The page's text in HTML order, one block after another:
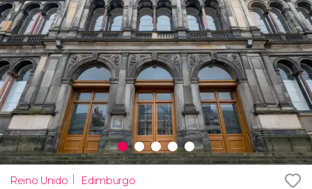
Reino Unido Edimburgo